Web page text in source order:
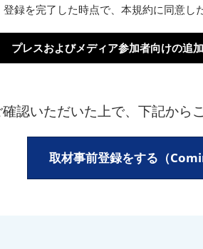
登録を完了した時点で、本規約に同意し
プレスおよびメディア参加者向けの追
認いただいた上で、下記から
取材事前登録をする（